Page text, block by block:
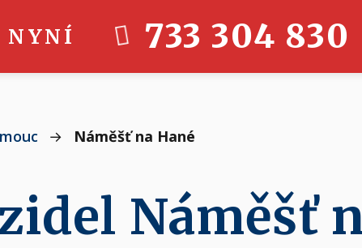
NYNÍ 733 304 830
→ Náměšť na Hané
Náměšť